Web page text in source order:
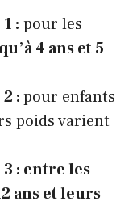
: pour les
4 ans et 5
:pour enfants
poids varient
: entre les
anset leurs